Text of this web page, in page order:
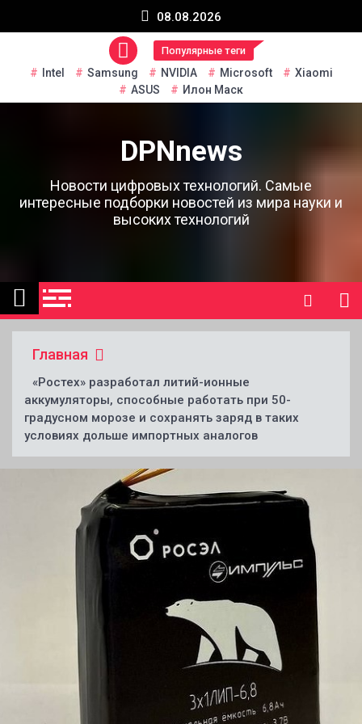
08.08.2026
Популярные теги
Intel Samsung NVIDIA Microsoft
Xiaomi
ASUS
Илон Маск
DPNnews
Новости цифровых технологий. Самые
интересные подборки новостей из мира науки и
высоких технологий
Главная
«Ростех» разработал литий-ионные
аккумуляторы, способные работать при 50-
градусном морозе и сохранять заряд в таких
условиях дольше импортных аналогов